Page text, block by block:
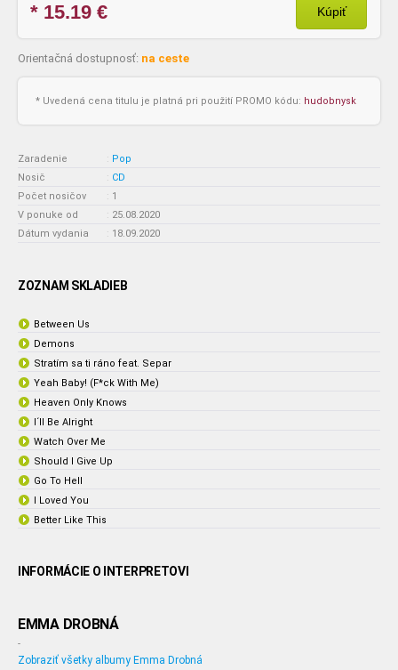
* 15.19 € Kúpiť
Orientačná dostupnosť: na ceste
* Uvedená cena titulu je platná pri použití PROMO kódu: hudobnysk
Zaradenie : Pop
Nosič
: CD
Počet nosičov
: 1
V ponuke od
: 25.08.2020
Dátum vydania
: 18.09.2020
ZOZNAM SKLADIEB
Between Us
Demons
Stratím sa ti ráno feat. Separ
Yeah Baby! (F*ck With Me)
Heaven Only Knows
I´ll Be Alright
Watch Over Me
Should I Give Up
Go To Hell
I Loved You
Better Like This
INFORMÁCIE O INTERPRETOVI
EMMA DROBNÁ
-
Zobraziť všetky albumy Emma Drobná